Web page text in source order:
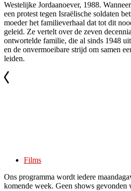
Westelijke Jordaanoever, 1988.
een protest tegen Israëlische soldaten
moeder het familieverhaal dat tot dit
geleid. Ze vertelt over de zeven
ontwortelde familie, die al sinds 1948
en de onvermoeibare strijd om samen
leiden.
Films
Ons programma wordt iedere
komende week. Geen shows gevonden